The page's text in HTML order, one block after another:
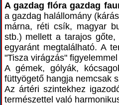
A gazdag flóra gazdag
a gazdag halállomány
márna, réti csík, magyar
stb.) mellett a tarajos
egyaránt megtalálható. A
"Tisza virágzás"
A gémek, gólyák,
füttyögető hangja nemcsak
Az ártéri szintekhez
természettel való